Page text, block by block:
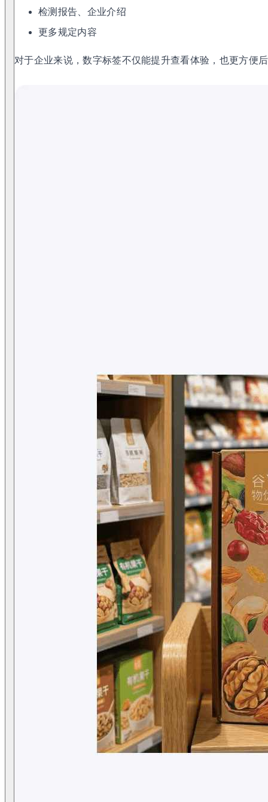
检测报告、企业介绍
更多规定内容
对于企业来说，数字标签不仅能提升查看体验，也更方便